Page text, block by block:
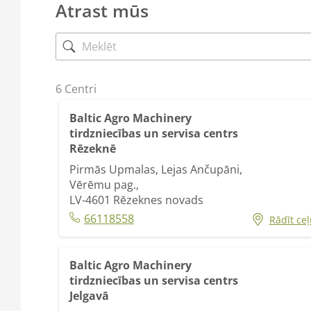
Atrast mūs
6 Centri
Baltic Agro Machinery
tirdzniecības un servisa centrs
Rēzeknē
Pirmās Upmalas, Lejas Ančupāni,
Vērēmu pag.,
LV-4601 Rēzeknes novads
66118558
Rādīt
Baltic Agro Machinery
tirdzniecības un servisa centrs
Jelgavā